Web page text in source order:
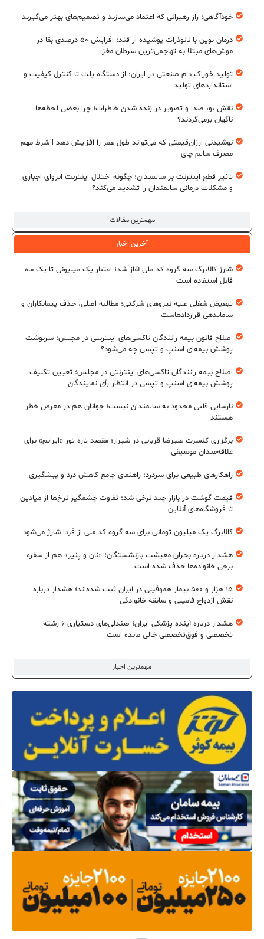
مهمترین مقالات
خودآگاهی؛ راز رهبرانی که اعتماد می‌سازند و تصمیم‌های بهتر می‌گیرند
درمان نوین با نانوذرات پوشیده از قند؛ افزایش ۵۰ درصدی بقا در
موش‌های مبتلا به تهاجمی‌ترین سرطان مغز
تولید خوراک دام صنعتی در ایران؛ از دستگاه پلت تا کنترل کیفیت و
استانداردهای تولید
نقش بو، صدا و تصویر در زنده شدن خاطرات؛ چرا بعضی لحظه‌ها
ناگهان برمی‌گردند؟
نوشیدنی ارزان‌قیمتی که می‌تواند طول عمر را افزایش دهد | شرط مهم
مصرف سالم چای
تاثیر قطع اینترنت بر سالمندان؛ چگونه اختلال اینترنت انزوای اجباری
و مشکلات درمانی سالمندان را تشدید می‌کند؟
آخرین اخبار
مهمترین اخبار
شارژ کالابرگ سه گروه کد ملی آغاز شد؛ اعتبار یک میلیونی تا یک ماه
قابل استفاده است
تبعیض شغلی علیه نیروهای شرکتی؛ مطالبه اصلی، حذف پیمانکاران و
ساماندهی قراردادهاست
اصلاح قانون بیمه رانندگان تاکسی‌های اینترنتی در مجلس؛ سرنوشت
پوشش بیمه‌ای اسنپ و تپسی چه می‌شود؟
اصلاح بیمه رانندگان تاکسی‌های اینترنتی در مجلس؛ تعیین تکلیف
پوشش بیمه‌ای اسنپ و تپسی در انتظار رأی نمایندگان
نارسایی قلبی محدود به سالمندان نیست؛ جوانان هم در معرض خطر
هستند
برگزاری کنسرت علیرضا قربانی در شیراز؛ مقصد تازه تور «ایرانم» برای
علاقه‌مندان موسیقی
راهکارهای طبیعی برای سردرد؛ راهنمای جامع کاهش درد و پیشگیری
قیمت گوشت در بازار چند نرخی شد؛ تفاوت چشمگیر نرخ‌ها از میادین
تا فروشگاه‌های آنلاین
کالابرگ یک میلیون تومانی برای سه گروه کد ملی از فردا شارژ می‌شود
هشدار درباره بحران معیشت بازنشستگان؛ «نان و پنیر» هم از سفره
برخی خانواده‌ها حذف شده است
۱۵ هزار و ۵۰۰ بیمار هموفیلی در ایران ثبت شده‌اند؛ هشدار درباره
نقش ازدواج فامیلی و سابقه خانوادگی
هشدار درباره آینده پزشکی ایران؛ صندلی‌های دستیاری ۶ رشته
تخصصی و فوق‌تخصصی خالی مانده است